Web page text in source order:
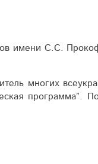
имени С.С.
многих
программа”.